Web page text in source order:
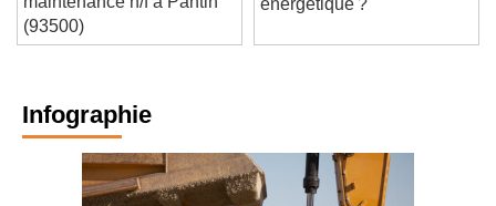
maintenance h/f à Pantin
(93500)
Infographie